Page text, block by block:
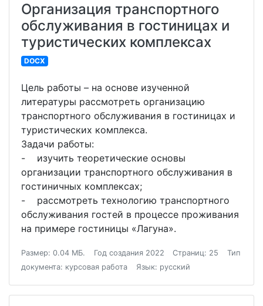
Организация транспортного
обслуживания в гостиницах и
туристических комплексах
DOCX
Цель работы – на основе изученной
литературы рассмотреть организацию
транспортного обслуживания в гостиницах и
туристических комплекса.
Задачи работы:
- изучить теоретические основы
организации транспортного обслуживания в
гостиничных комплексах;
- рассмотреть технологию транспортного
обслуживания гостей в процессе проживания
на примере гостиницы «Лагуна».
Размер: 0.04 МБ. Год создания 2022 Страниц: 25
Тип
документа: курсовая работа
Язык: русский